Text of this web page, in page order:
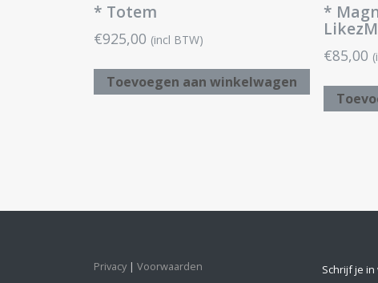
* Totem
€925,00 (incl BTW)
Toevoegen aan winkelwagen
*
€85,00
Privacy Voorwaarden Schrijf je